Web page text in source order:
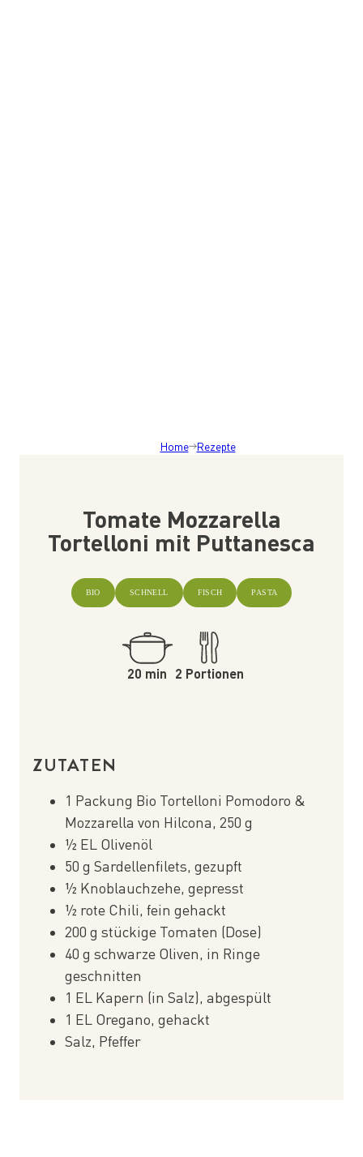
Home Rezepte
Tomate Mozzarella
Tortelloni mit Puttanesca
BIO SCHNELL FISCH PASTA
20 min 2 Portionen
ZUTATEN
1 Packung Bio Tortelloni Pomodoro &
Mozzarella von Hilcona, 250 g
½ EL Olivenöl
50 g Sardellenfilets, gezupft
½ Knoblauchzehe, gepresst
½ rote Chili, fein gehackt
200 g stückige Tomaten (Dose)
40 g schwarze Oliven, in Ringe
geschnitten
1 EL Kapern (in Salz), abgespült
1 EL Oregano, gehackt
Salz, Pfeffer